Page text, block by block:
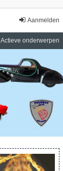
Aanmelden
Actieve onderwerpen